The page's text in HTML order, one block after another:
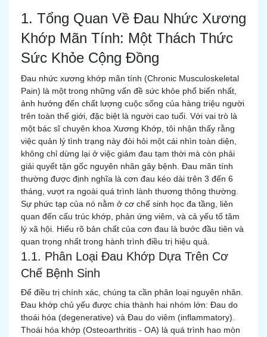
1. Tổng Quan Về Đau Nhức Xương
Khớp Mãn Tính: Một Thách Thức
Sức Khỏe Cộng Đồng
Đau nhức xương khớp mãn tính (Chronic Musculoskeletal
Pain) là một trong những vấn đề sức khỏe phổ biến nhất,
ảnh hưởng đến chất lượng cuộc sống của hàng triệu người
trên toàn thế giới, đặc biệt là người cao tuổi. Với vai trò là
một bác sĩ chuyên khoa Xương Khớp, tôi nhận thấy rằng
việc quản lý tình trạng này đòi hỏi một cái nhìn toàn diện,
không chỉ dừng lại ở việc giảm đau tạm thời mà còn phải
giải quyết tận gốc nguyên nhân gây bệnh. Đau mãn tính
thường được định nghĩa là cơn đau kéo dài trên 3 đến 6
tháng, vượt ra ngoài quá trình lành thương thông thường.
Sự phức tạp của nó nằm ở cơ chế sinh học đa tầng, liên
quan đến cấu trúc khớp, phản ứng viêm, và cả yếu tố tâm
lý xã hội. Hiểu rõ bản chất của cơn đau là bước đầu tiên và
quan trọng nhất trong hành trình điều trị hiệu quả.
1.1. Phân Loại Đau Khớp Dựa Trên Cơ
Chế Bệnh Sinh
Để điều trị chính xác, chúng ta cần phân loại nguyên nhân.
Đau khớp chủ yếu được chia thành hai nhóm lớn: Đau do
thoái hóa (degenerative) và Đau do viêm (inflammatory).
Thoái hóa khớp (Osteoarthritis - OA) là quá trình hao mòn